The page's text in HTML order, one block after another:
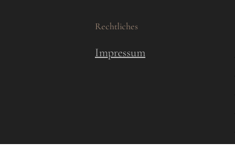
Rechtliches
Impressum